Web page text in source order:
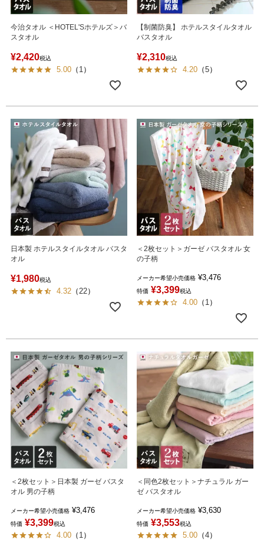
今治タオル ＜HOTEL'Sホテルズ＞バ
スタオル
¥2,420税込
5.00 （ 1 ）
【制菌防臭】 ホテルスタイルタオル
バスタオル
¥2,310税込
4.20 （5）
日本製 ホテルスタイルタオル バスタ
オル
¥1,980税込
4.32 （ 22）
＜2枚セット＞ガーゼ バスタオル 女
の子柄
メーカー希望小売価格 ¥3,476
特価 ¥3,399税込
4.00 （ 1 ）
＜2枚セット＞日本製 ガーゼ バスタ
オル 男の子柄
メーカー希望小売価格 ¥3,476
特価 ¥3,399税込
4.00 （ 1 ）
＜同色2枚セット＞ナチュラル ガー
ゼ バスタオル
メーカー希望小売価格 ¥3,630
特価 ¥3,553税込
5.00 （4）